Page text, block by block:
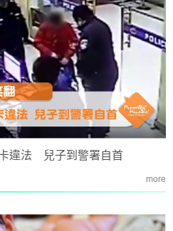
卡違法 兒子到警署自首
more